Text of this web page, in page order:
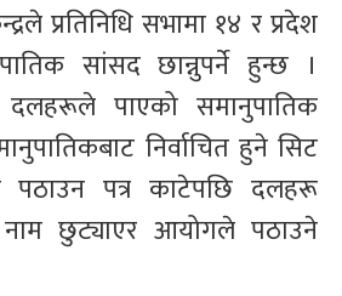
प्रतिनिधि सभामा १४ र प्रदेश
सांसद छान्नुपर्ने हुन्छ ।
दलहरूले पाएको समानुपातिक
निर्वाचित हुने सिट
पत्र काटेपछि दलहरू
छुट्याएर आयोगले पठाउने